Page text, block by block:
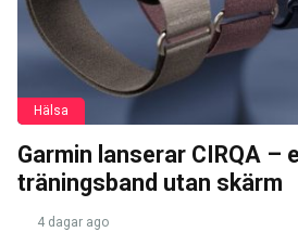
Hälsa
Garmin lanserar CIRQA –
träningsband utan skärm
4 dagar ago